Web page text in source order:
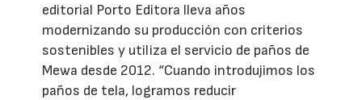
editorial Porto Editora lleva años
modernizando su producción con criterios
sostenibles y utiliza el servicio de paños de
Mewa desde 2012. “Cuando introdujimos los
paños de tela, logramos reducir